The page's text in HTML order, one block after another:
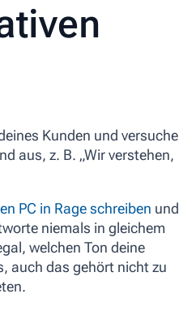
Kunden und versuche
aus, z. B. „Wir verstehen,
PC in Rage schreiben und
niemals in gleichem
welchen Ton deine
auch das gehört nicht zu